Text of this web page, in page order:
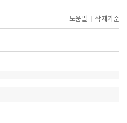
도움말 삭제기준